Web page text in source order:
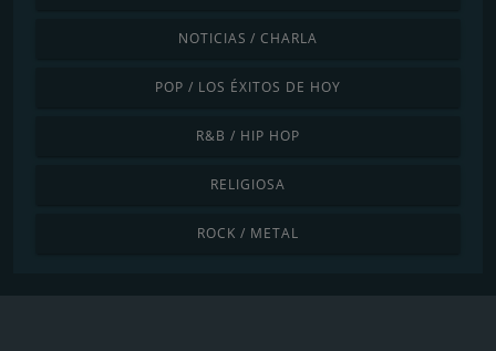
NOTICIAS / CHARLA
POP / LOS ÉXITOS DE HOY
R&B / HIP HOP
RELIGIOSA
ROCK / METAL